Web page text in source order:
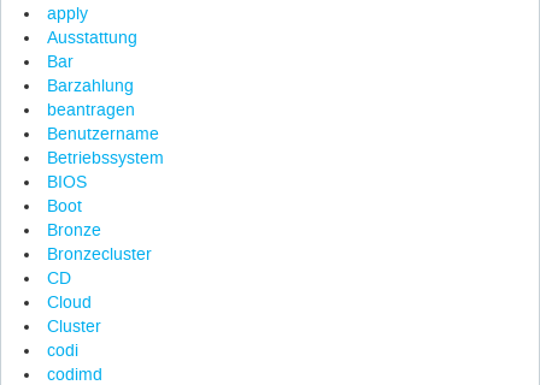
apply
Ausstattung
Bar
Barzahlung
beantragen
Benutzername
Betriebssystem
BIOS
Boot
Bronze
Bronzecluster
CD
Cloud
Cluster
codi
codimd